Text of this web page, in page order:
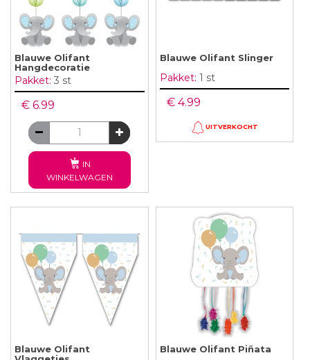
Blauwe Olifant
Hangdecoratie
Pakket: 3 st
€ 6.99
IN
WINKELWAGEN
Blauwe Olifant Slinger
Pakket: 1 st
€ 4.99
UITVERKOCHT
Blauwe Olifant
Blauwe Olifant Piñata